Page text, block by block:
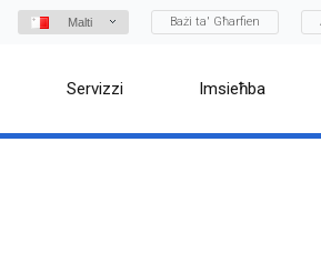
Malti Bażi ta' Għarfien
Servizzi Imsieħba